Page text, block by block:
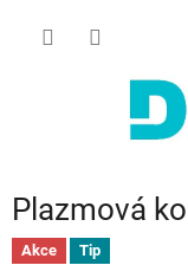
Plazmová
Akce Tip